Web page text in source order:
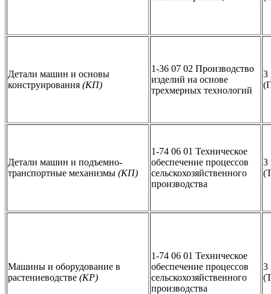
Детали машин и основы
конструирования (КП)
1-36 07 02 Производство
изделий на основе
трехмерных технологий
3
Детали машин и подъемно-
транспортные механизмы (КП)
1-74 06 01 Техническое
обеспечение процессов
сельскохозяйственного
производства
3
Машины и оборудование в
растениеводстве (КР)
1-74 06 01 Техническое
обеспечение процессов
сельскохозяйственного
производства
3